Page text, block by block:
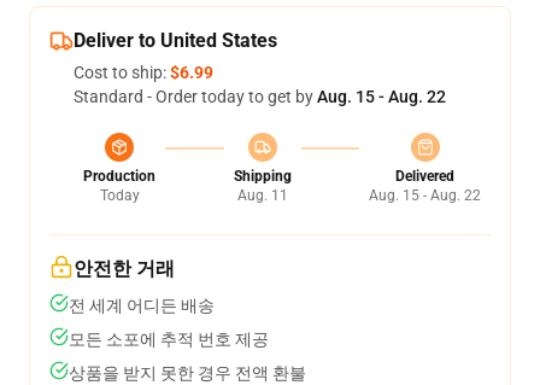
Deliver to United States
Cost to ship:$6.99
Standard - Order today to get byAug. 15 - Aug. 22
Production
Today
Shipping
Aug. 11
Delivered
Aug. 15 - Aug. 22
안전한 거래
전 세계 어디든 배송
모든 소포에 추적 번호 제공
상품을 받지 못한 경우 전액 환불